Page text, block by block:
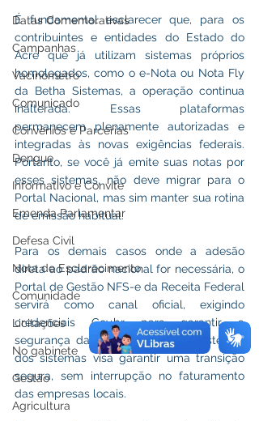
Datas Comemorativas
Campanhas
Vacinômetro
Comunicado
Convênios e Parcerias
Dengue
Informativo e Convite
Emenda Parlamentar
Defesa Civil
Nota de Esclarecimento
Comunidade
Licitações
No gabinete
Gestão
Agricultura
É fundamental esclarecer que, para os
contribuintes e entidades do Estado do
Acre que já utilizam sistemas próprios
homologados, como o e-Nota ou Nota Fly
da Betha Sistemas, a operação continua
inalterada. Essas plataformas
permanecem plenamente autorizadas e
integradas às novas exigências federais.
Portanto, se você já emite suas notas por
esses sistemas, não deve migrar para o
Portal Nacional, mas sim manter sua rotina
de emissão habitual.
Para os demais casos onde a adesão
direta ao padrão nacional for necessária, o
Portal de Gestão NFS-e da Receita Federal
servirá como canal oficial, exigindo
credenciais Gov.br para garantir a
segurança das transações. A coexistência
dos sistemas visa garantir uma transição
segura, sem interrupção no faturamento
das empresas locais.